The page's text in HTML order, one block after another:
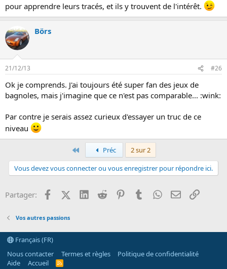
pour apprendre leurs tracés, et ils y trouvent de l'intérêt.
Börs
21/12/13 #26
Ok je comprends. J'ai toujours été super fan des jeux de
bagnoles, mais j'imagine que ce n'est pas comparable... :wink:
Par contre je serais assez curieux d'essayer un truc de ce
niveau
PremierPréc
2 sur 2
Vous devez vous connecter ou vous enregistrer pour répondre ici.
Partager: FacebookX (Twitter)
LinkedInReddit PinterestTumblrWhatsApp
EmailLien
Vos autres passions
Français (FR)
Nous contacter
Termes et règles
Politique de confidentialité
Aide
Accueil
R